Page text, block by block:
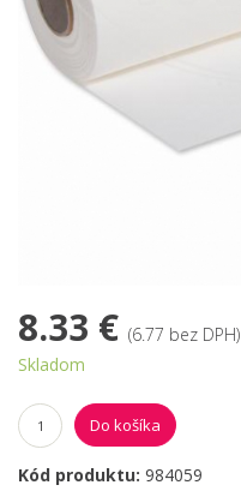
8.33 € (6.77 bez DPH)
Skladom
Do košíka
Kód produktu: 984059